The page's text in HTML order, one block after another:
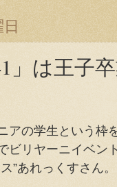
」は王子
アの学生という枠
ビリヤーニイベン
”あれっくすさん。